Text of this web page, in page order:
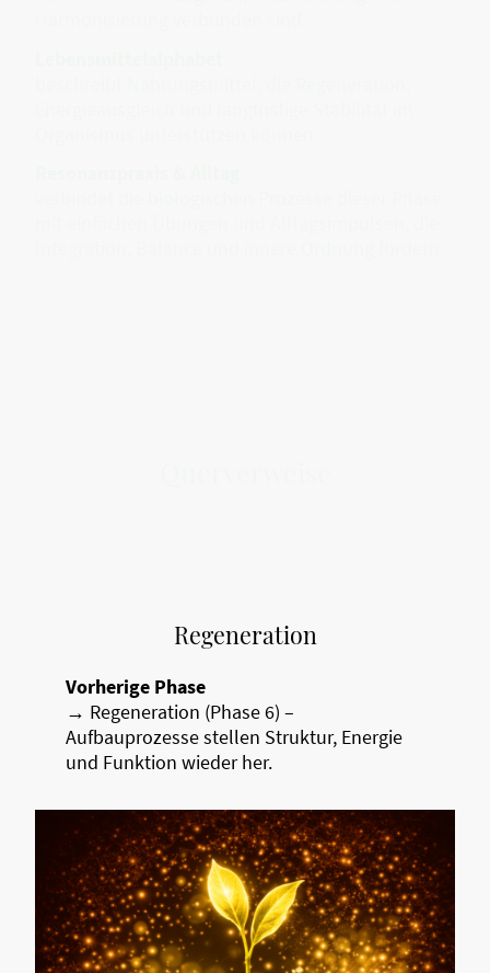
Regeneration
Vorherige Phase
→ Regeneration (Phase 6) –
Aufbauprozesse stellen Struktur, Energie
und Funktion wieder her.